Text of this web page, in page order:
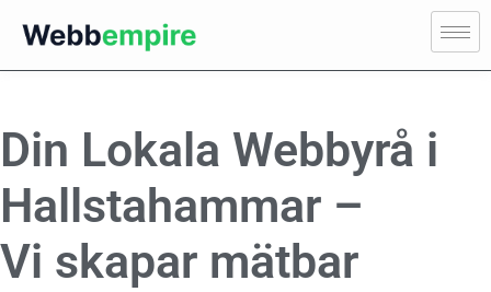
Din Lokala Webbyrå i
Hallstahammar –
Vi skapar mätbar